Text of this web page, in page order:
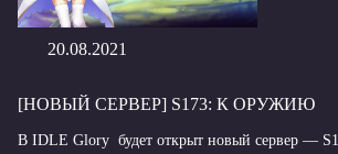
20.08.2021
[НОВЫЙ СЕРВЕР] S173: К ОРУЖИЮ
В IDLE Glory будет открыт новый сервер —